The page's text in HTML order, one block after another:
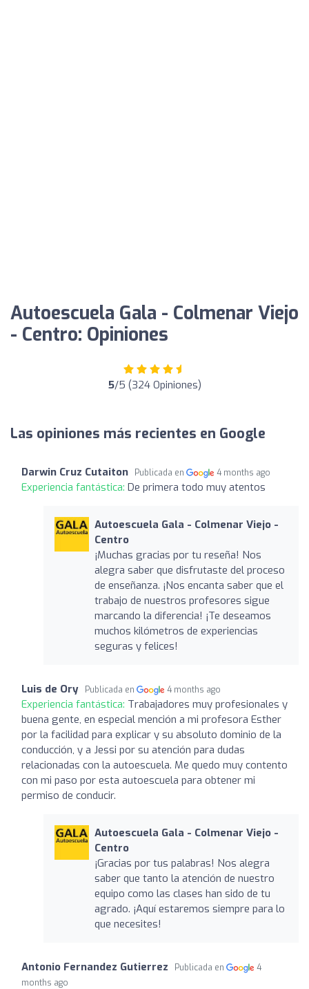
Autoescuela Gala - Colmenar Viejo
- Centro: Opiniones
5/5 (324 Opiniones)
Las opiniones más recientes en Google
Darwin Cruz Cutaiton Publicada en 4 months ago
Experiencia fantástica: De primera todo muy atentos
Autoescuela Gala - Colmenar Viejo -
Centro
¡Muchas gracias por tu reseña! Nos
alegra saber que disfrutaste del proceso
de enseñanza. ¡Nos encanta saber que el
trabajo de nuestros profesores sigue
marcando la diferencia! ¡Te deseamos
muchos kilómetros de experiencias
seguras y felices!
Luis de Ory Publicada en 4 months ago
Experiencia fantástica: Trabajadores muy profesionales y
buena gente, en especial mención a mi profesora Esther
por la facilidad para explicar y su absoluto dominio de la
conducción, y a Jessi por su atención para dudas
relacionadas con la autoescuela. Me quedo muy contento
con mi paso por esta autoescuela para obtener mi
permiso de conducir.
Autoescuela Gala - Colmenar Viejo -
Centro
¡Gracias por tus palabras! Nos alegra
saber que tanto la atención de nuestro
equipo como las clases han sido de tu
agrado. ¡Aquí estaremos siempre para lo
que necesites!
Antonio Fernandez Gutierrez Publicada en
4
months ago